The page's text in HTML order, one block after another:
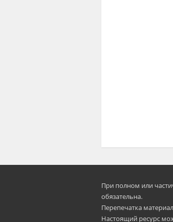
При полном или
oбязательна.
Перепечатка
Настоящий ресурс